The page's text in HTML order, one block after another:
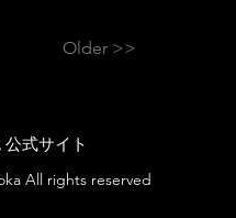
Older >>
式サイト
All rights reserved